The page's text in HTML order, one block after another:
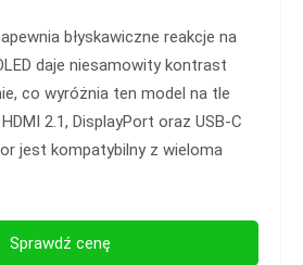
błyskawiczne reakcje na
daje niesamowity kontrast
co wyróżnia ten model na tle
2.1, DisplayPort oraz USB-C
jest kompatybilny z wieloma
Sprawdź cenę